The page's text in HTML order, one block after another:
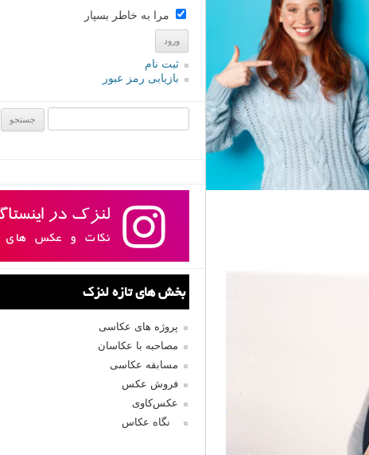
مرا به خاطر بسپار
ثبت نام
بازیابی رمز عبور
بخش های تازه لنزک
پروژه های عکاسی
مصاحبه با عکاسان
مسابقه عکاسی
فروش عکس
عکس‌کاوی
نگاه عکاس